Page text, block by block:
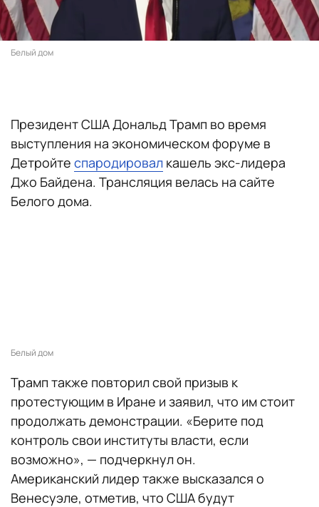
Белый дом
Президент США Дональд Трамп во время
выступления на экономическом форуме в
Детройте спародировал кашель экс-лидера
Джо Байдена. Трансляция велась на сайте
Белого дома.
Белый дом
Трамп также повторил свой призыв к
протестующим в Иране и заявил, что им стоит
продолжать демонстрации. «Берите под
контроль свои институты власти, если
возможно», — подчеркнул он.
Американский лидер также высказался о
Венесуэле, отметив, что США будут